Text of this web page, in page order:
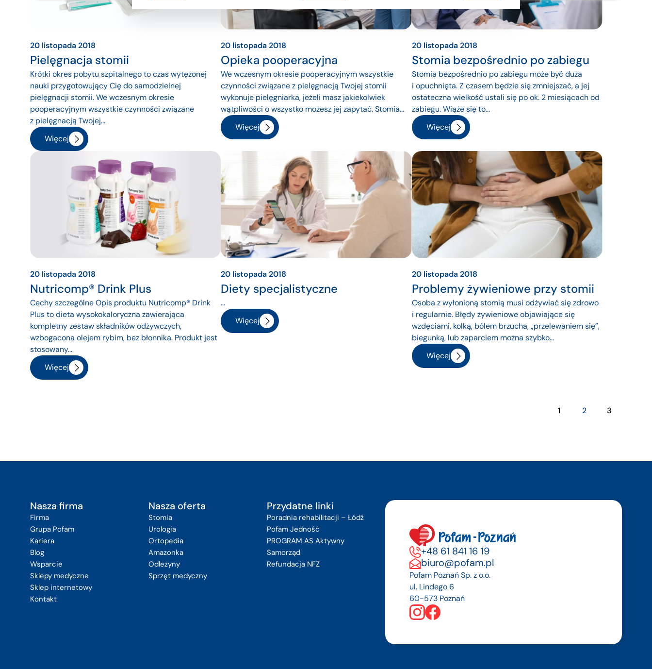
20 listopada 2018
Pielęgnacja stomii
Krótki okres pobytu szpitalnego to czas wytężonej
nauki przygotowujący Cię do samodzielnej
pielęgnacji stomii. We wczesnym okresie
pooperacyjnym wszystkie czynności związane
z pielęgnacją Twojej...
Więcej
20 listopada 2018
Opieka pooperacyjna
We wczesnym okresie pooperacyjnym wszystkie
czynności związane z pielęgnacją Twojej stomii
wykonuje pielęgniarka, jeżeli masz jakiekolwiek
wątpliwości o wszystko możesz jej zapytać. Stomia...
Więcej
20 listopada 2018
Stomia bezpośrednio po zabiegu
Stomia bezpośrednio po zabiegu może być duża
i opuchnięta. Z czasem będzie się zmniejszać, a jej
ostateczna wielkość ustali się po ok. 2 miesiącach od
zabiegu. Wiąże się to...
Więcej
20 listopada 2018
Nutricomp® Drink Plus
Cechy szczególne Opis produktu Nutricomp® Drink
Plus to dieta wysokokaloryczna zawierająca
kompletny zestaw składników odżywczych,
wzbogacona olejem rybim, bez błonnika. Produkt jest
stosowany...
Więcej
20 listopada 2018
Diety specjalistyczne
...
Więcej
20 listopada 2018
Problemy żywieniowe przy stomii
Osoba z wyłonioną stomią musi odżywiać się zdrowo
i regularnie. Błędy żywieniowe objawiające się
wzdęciami, kolką, bólem brzucha, „przelewaniem się”,
biegunką, lub zaparciem można szybko...
Więcej
1 2 3
Nasza firma
Firma
Grupa Pofam
Kariera
Blog
Wsparcie
Sklepy medyczne
Sklep internetowy
Kontakt
Nasza oferta
Stomia
Urologia
Ortopedia
Amazonka
Odleżyny
Sprzęt medyczny
Przydatne linki
Poradnia rehabilitacji – Łódź
Pofam Jedność
PROGRAM AS Aktywny
Samorząd
Refundacja NFZ
+48 61 841 16 19
biuro@pofam.pl
Pofam Poznań Sp. z o.o.
ul. Lindego 6
60-573 Poznań